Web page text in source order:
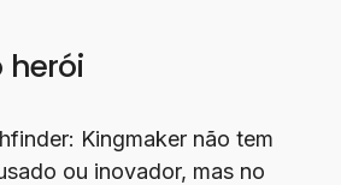
herói
Kingmaker não tem
ou inovador, mas no